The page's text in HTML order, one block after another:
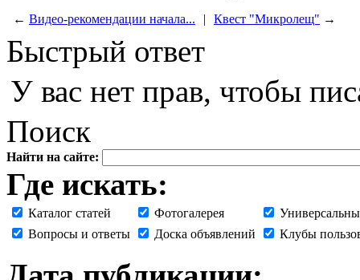
← Видео-рекомендации начала... | Квест "Микролещ" →
Быстрый ответ
У вас нет прав, чтобы
Поиск
Найти на сайте:
Где искать:
Каталог статей Фотогалерея
Вопросы и ответы
Доска объявлений Клубы